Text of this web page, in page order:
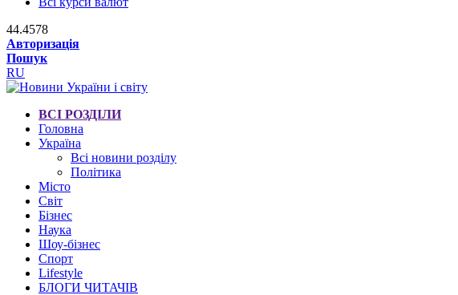
44.4578
Авторизація
Пошук
RU
ВСІ РОЗДІЛИ
Головна
Україна
Всі новини розділу
Політика
Місто
Світ
Бізнес
Наука
Шоу-бізнес
Спорт
Lifestyle
БЛОГИ ЧИТАЧІВ